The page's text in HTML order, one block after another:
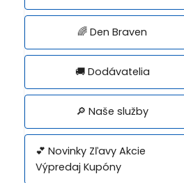
🌈 Den Braven
🚚 Dodávatelia
🔎 Naše služby
💕 Novinky Zľavy Akcie
Výpredaj Kupóny